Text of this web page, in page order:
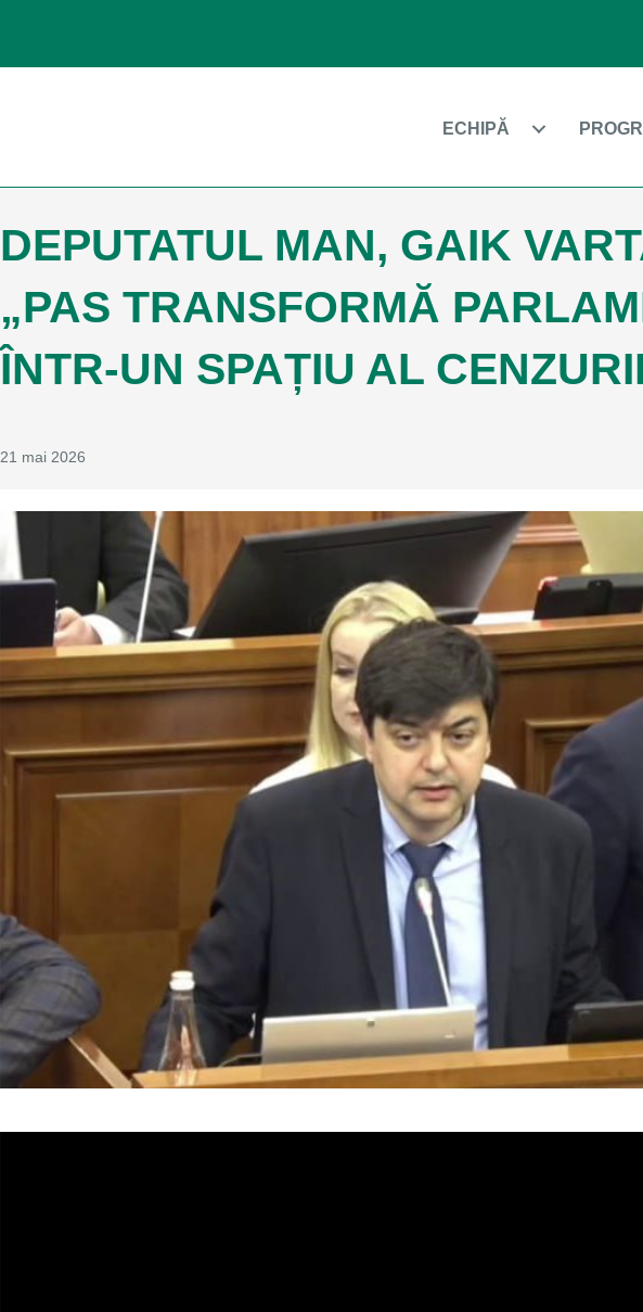
ECHIPĂ
DEPUTATUL MAN, GAIK
„PAS TRANSFORMĂ
ÎNTR-UN SPAȚIU AL
21 mai 2026